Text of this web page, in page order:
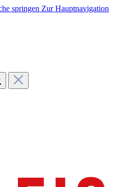
springen Zur Hauptnavigation